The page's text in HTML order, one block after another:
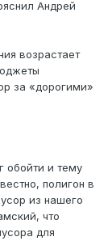
Андрей
возрастает
за «дорогими»
обойти и тему
полигон в
из нашего
что
для